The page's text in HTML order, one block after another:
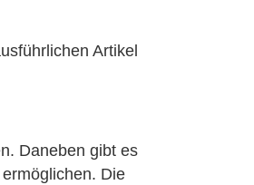
Artikel
Daneben gibt es
Die